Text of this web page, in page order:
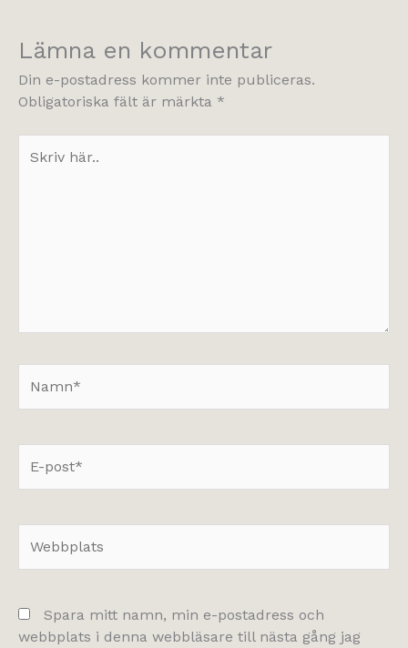
Lämna en kommentar
Din e-postadress kommer inte publiceras.
Obligatoriska fält är märkta *
här..
post*
Spara mitt namn, min e-postadress och
webbplats i denna webbläsare till nästa gång jag